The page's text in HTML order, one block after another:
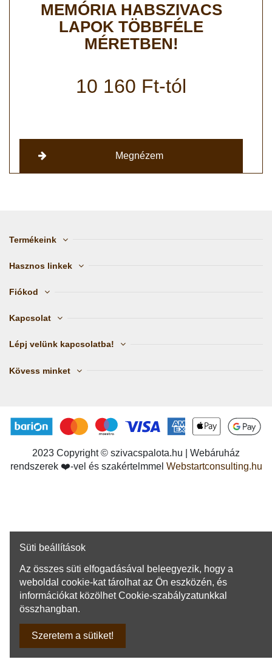
MEMÓRIA HABSZIVACS
LAPOK TÖBBFÉLE
MÉRETBEN!
10 160 Ft-tól
Megnézem
Termékeink
Hasznos linkek
Fiókod
Kapcsolat
Lépj velünk kapcsolatba!
Kövess minket
2023 Copyright © szivacspalota.hu | Webáruház
rendszerek ❤️-vel és szakértelmmel Webstartconsulting.hu
Süti beállítások
Az összes süti elfogadásával beleegyezik, hogy a
weboldal cookie-kat tárolhat az Ön eszközén, és
információkat közölhet Cookie-szabályzatunkkal
összhangban.
Szeretem a sütiket!